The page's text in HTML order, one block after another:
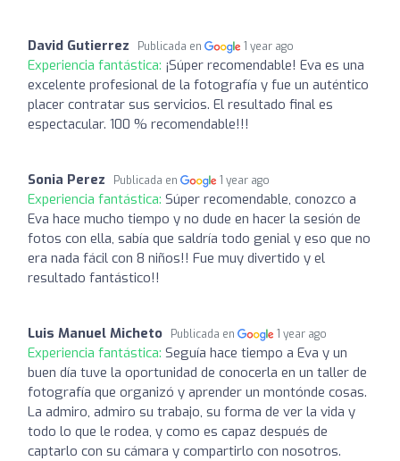
David Gutierrez Publicada en 1 year ago
Experiencia fantástica: ¡Súper recomendable! Eva es una
excelente profesional de la fotografía y fue un auténtico
placer contratar sus servicios. El resultado final es
espectacular. 100 % recomendable!!!
Sonia Perez Publicada en 1 year ago
Experiencia fantástica: Súper recomendable, conozco a
Eva hace mucho tiempo y no dude en hacer la sesión de
fotos con ella, sabía que saldría todo genial y eso que no
era nada fácil con 8 niños!! Fue muy divertido y el
resultado fantástico!!
Luis Manuel Micheto Publicada en 1 year ago
Experiencia fantástica: Seguía hace tiempo a Eva y un
buen día tuve la oportunidad de conocerla en un taller de
fotografía que organizó y aprender un montónde cosas.
La admiro, admiro su trabajo, su forma de ver la vida y
todo lo que le rodea, y como es capaz después de
captarlo con su cámara y compartirlo con nosotros.